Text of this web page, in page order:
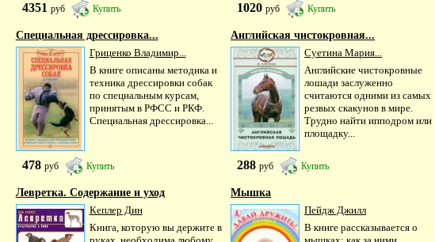
4351 руб Купить 1020руб Купить
Специальная дрессировка...
Гриценко Владимир...
В книге описаны методика и
техника дрессировки собак
по специальным курсам,
принятым в РФСС и РКФ.
Специальная дрессировка...
478 руб Купить
Английская чистокровная...
Суетина Мария...
Английские чистокровные
лошади заслуженно
считаются одними из самых
резвых скакунов в мире.
Трудно найти ипподром или
площадку...
288руб Купить
Левретка. Содержание и уход
Кеплер Дин
Книга, которую вы держите в
Мышка
Пейдж Джилл
В книге рассказывается о